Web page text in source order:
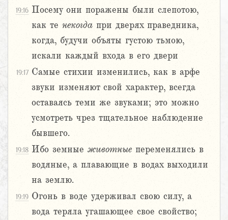
19:16 Посему они поражены были слепотою,
как те некогда при дверях праведника,
когда, будучи объяты густою тьмою,
искали каждый входа в его двери
19:17 Самые стихии изменились, как в арфе
звуки изменяют свой характер, всегда
оставаясь теми же звуками; это можно
усмотреть чрез тщательное наблюдение
бывшего.
19:18 Ибо земные животные переменялись в
водяные, а плавающие в водах выходили
на землю.
19:19 Огонь в воде удерживал свою силу, а
вода теряла угашающее свое свойство;